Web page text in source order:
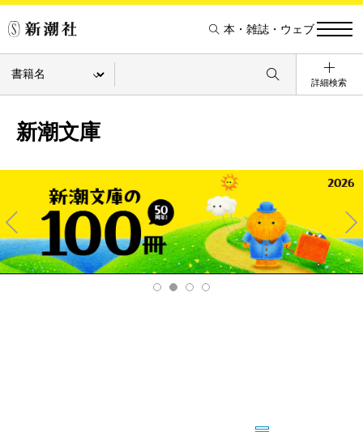
本・雑誌・ウェブ
詳細検索
新潮文庫
Pre
v
Ne
xt